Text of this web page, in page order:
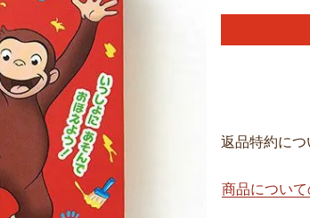
返品特約につ
商品につい